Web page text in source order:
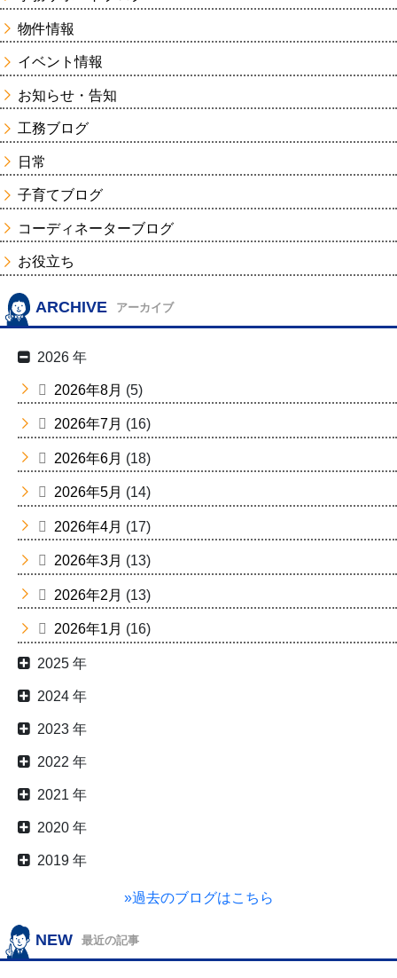
物件情報
イベント情報
お知らせ・告知
工務ブログ
日常
子育てブログ
コーディネーターブログ
お役立ち
ARCHIVE アーカイブ
2026 年
2026年8月 (5)
2026年7月 (16)
2026年6月 (18)
2026年5月 (14)
2026年4月 (17)
2026年3月 (13)
2026年2月 (13)
2026年1月 (16)
2025 年
2024 年
2023 年
2022 年
2021 年
2020 年
2019 年
»過去のブログはこちら
NEW 最近の記事